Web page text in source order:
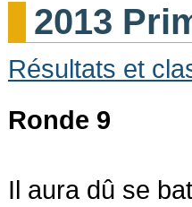
2013
Résultats et
Ronde 9
Il aura dû se